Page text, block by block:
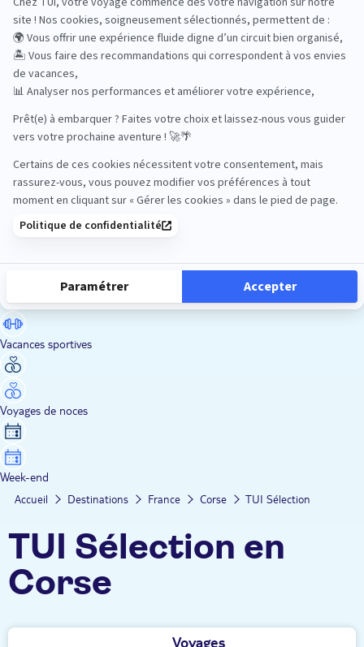
Road Trips
Safari
Sénior
Vacances sportives
Voyages de noces
Week-end
Accueil Destinations France Corse TUI Sélection
TUI Sélection en
Corse
Voyages